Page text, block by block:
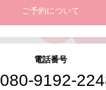
ご予約について
電話番号
080-9192-